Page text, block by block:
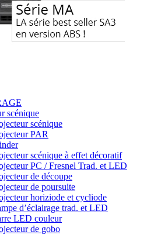
scénique
scénique
PAR
scénique à effet décoratif
PC / Fresnel Trad. et LED
de découpe
de poursuite
horiziode et cycliode
d’éclairage trad. et LED
LED couleur
de gobo